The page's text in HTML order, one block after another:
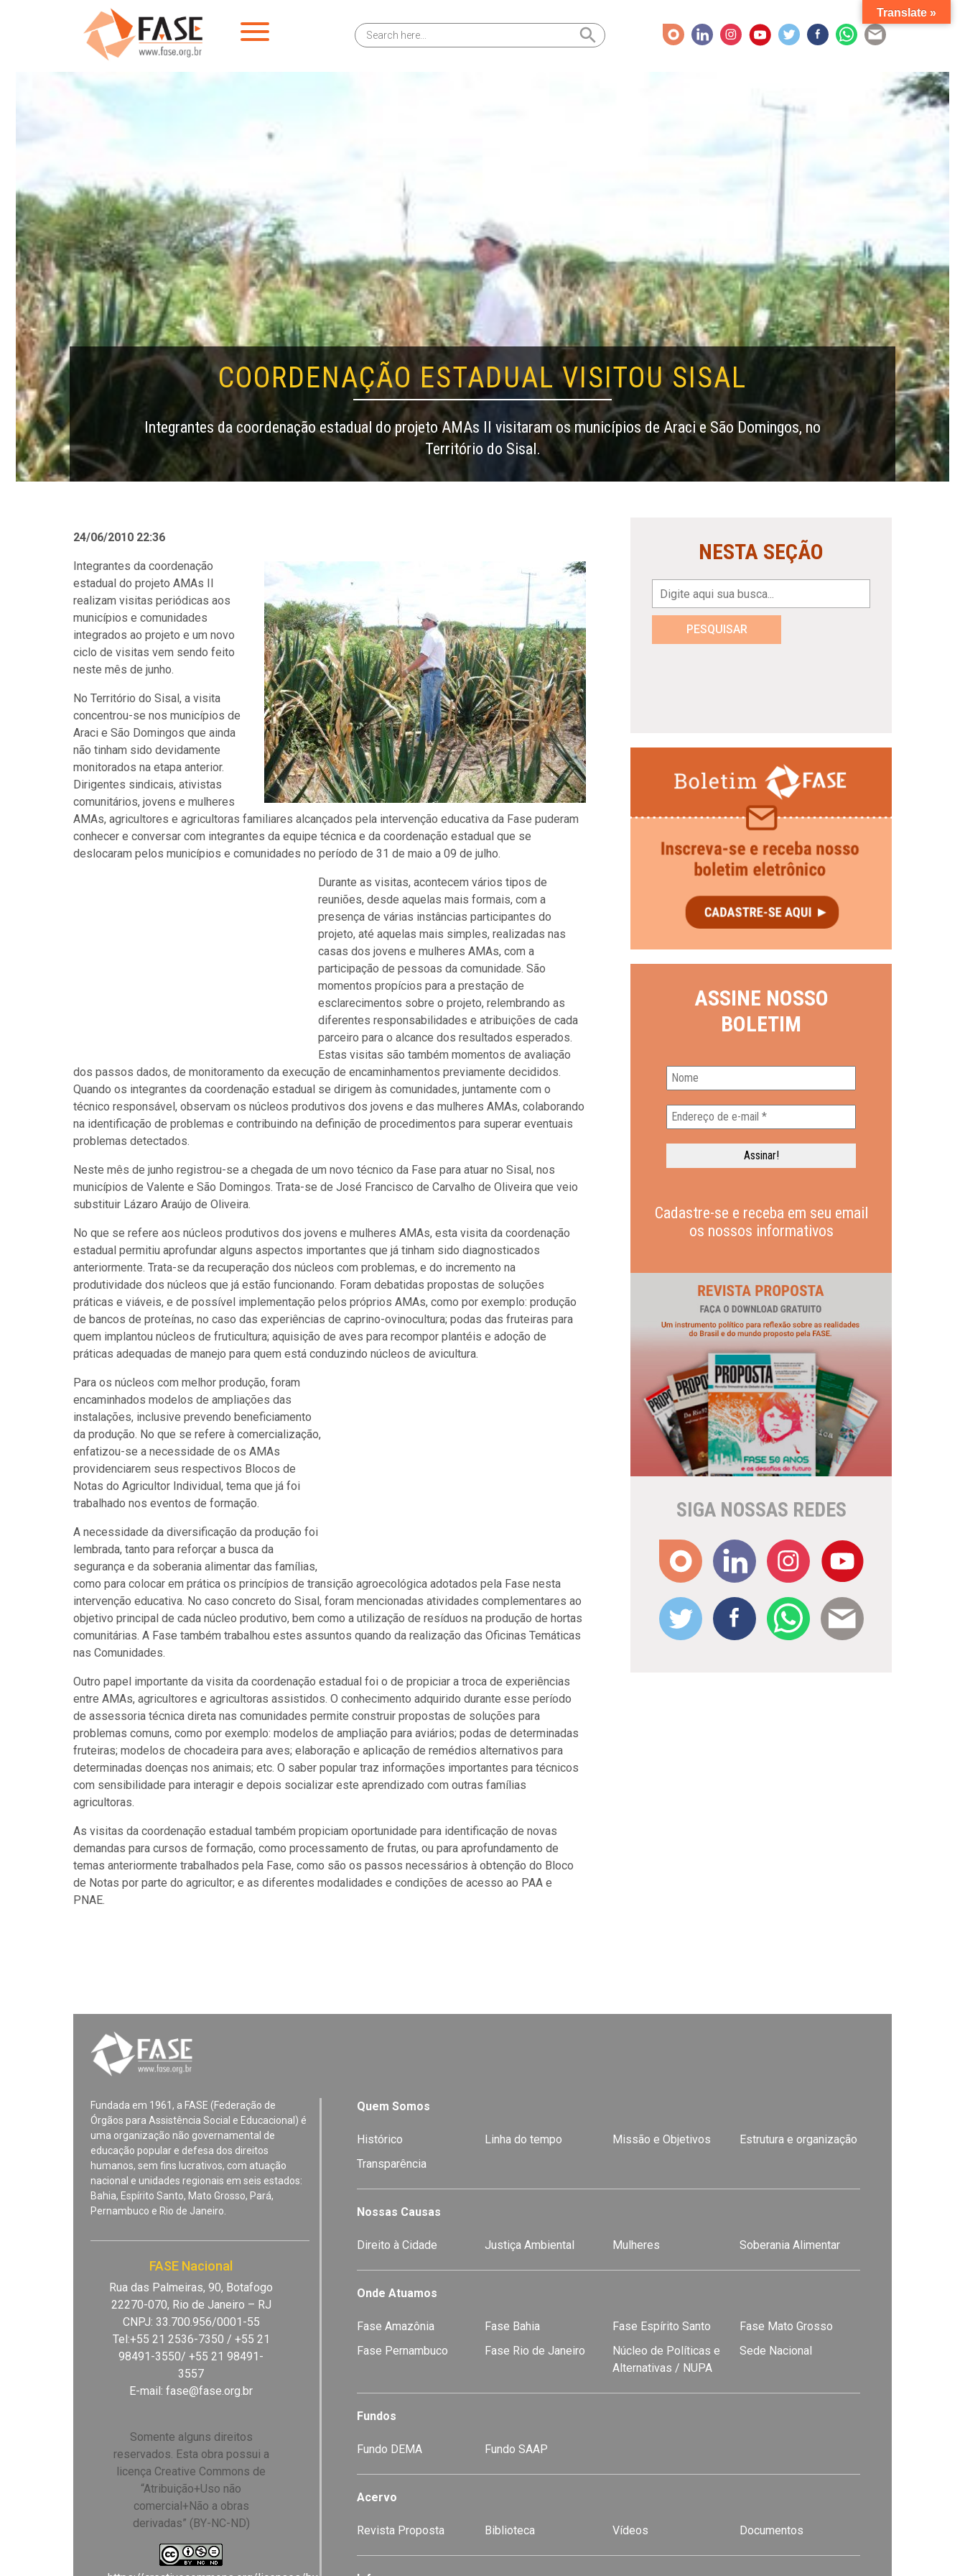
Search
for:
Search Button
COORDENAÇÃO ESTADUAL VISITOU SISAL
Integrantes da coordenação estadual do projeto AMAs II visitaram os municípios de Araci e São Domingos, no
Território do Sisal.
24/06/2010 22:36
Integrantes da coordenação
estadual do projeto AMAs II
realizam visitas periódicas aos
municípios e comunidades
integrados ao projeto e um novo
ciclo de visitas vem sendo feito
neste mês de junho.
No Território do Sisal, a visita
concentrou-se nos municípios de
Araci e São Domingos que ainda
não tinham sido devidamente
monitorados na etapa anterior.
Dirigentes sindicais, ativistas
comunitários, jovens e mulheres
AMAs, agricultores e agricultoras familiares alcançados pela intervenção educativa da Fase puderam
conhecer e conversar com integrantes da equipe técnica e da coordenação estadual que se
deslocaram pelos municípios e comunidades no período de 31 de maio a 09 de julho.
Durante as visitas, acontecem vários tipos de
reuniões, desde aquelas mais formais, com a
presença de várias instâncias participantes do
projeto, até aquelas mais simples, realizadas nas
casas dos jovens e mulheres AMAs, com a
participação de pessoas da comunidade. São
momentos propícios para a prestação de
esclarecimentos sobre o projeto, relembrando as
diferentes responsabilidades e atribuições de cada
parceiro para o alcance dos resultados esperados.
Estas visitas são também momentos de avaliação
dos passos dados, de monitoramento da execução de encaminhamentos previamente decididos.
Quando os integrantes da coordenação estadual se dirigem às comunidades, juntamente com o
técnico responsável, observam os núcleos produtivos dos jovens e das mulheres AMAs, colaborando
na identificação de problemas e contribuindo na definição de procedimentos para superar eventuais
problemas detectados.
Neste mês de junho registrou-se a chegada de um novo técnico da Fase para atuar no Sisal, nos
municípios de Valente e São Domingos. Trata-se de José Francisco de Carvalho de Oliveira que veio
substituir Lázaro Araújo de Oliveira.
No que se refere aos núcleos produtivos dos jovens e mulheres AMAs, esta visita da coordenação
estadual permitiu aprofundar alguns aspectos importantes que já tinham sido diagnosticados
anteriormente. Trata-se da recuperação dos núcleos com problemas, e do incremento na
produtividade dos núcleos que já estão funcionando. Foram debatidas propostas de soluções
práticas e viáveis, e de possível implementação pelos próprios AMAs, como por exemplo: produção
de bancos de proteínas, no caso das experiências de caprino-ovinocultura; podas das fruteiras para
quem implantou núcleos de fruticultura; aquisição de aves para recompor plantéis e adoção de
práticas adequadas de manejo para quem está conduzindo núcleos de avicultura.
Para os núcleos com melhor produção, foram
encaminhados modelos de ampliações das
instalações, inclusive prevendo beneficiamento
da produção. No que se refere à comercialização,
enfatizou-se a necessidade de os AMAs
providenciarem seus respectivos Blocos de
Notas do Agricultor Individual, tema que já foi
trabalhado nos eventos de formação.
A necessidade da diversificação da produção foi
lembrada, tanto para reforçar a busca da
segurança e da soberania alimentar das famílias,
como para colocar em prática os princípios de transição agroecológica adotados pela Fase nesta
intervenção educativa. No caso concreto do Sisal, foram mencionadas atividades complementares ao
objetivo principal de cada núcleo produtivo, bem como a utilização de resíduos na produção de hortas
comunitárias. A Fase também trabalhou estes assuntos quando da realização das Oficinas Temáticas
nas Comunidades.
Outro papel importante da visita da coordenação estadual foi o de propiciar a troca de experiências
entre AMAs, agricultores e agricultoras assistidos. O conhecimento adquirido durante esse período
de assessoria técnica direta nas comunidades permite construir propostas de soluções para
problemas comuns, como por exemplo: modelos de ampliação para aviários; podas de determinadas
fruteiras; modelos de chocadeira para aves; elaboração e aplicação de remédios alternativos para
determinadas doenças nos animais; etc. O saber popular traz informações importantes para técnicos
com sensibilidade para interagir e depois socializar este aprendizado com outras famílias
agricultoras.
As visitas da coordenação estadual também propiciam oportunidade para identificação de novas
demandas para cursos de formação, como processamento de frutas, ou para aprofundamento de
temas anteriormente trabalhados pela Fase, como são os passos necessários à obtenção do Bloco
de Notas por parte do agricultor; e as diferentes modalidades e condições de acesso ao PAA e
PNAE.
NESTA SEÇÃO
PESQUISAR
ASSINE NOSSO
BOLETIM
Cadastre-se e receba em seu email
os nossos informativos
SIGA NOSSAS REDES
Fundada em 1961, a FASE (Federação de
Órgãos para Assistência Social e Educacional) é
uma organização não governamental de
educação popular e defesa dos direitos
humanos, sem fins lucrativos, com atuação
nacional e unidades regionais em seis estados:
Bahia, Espírito Santo, Mato Grosso, Pará,
Pernambuco e Rio de Janeiro.
FASE Nacional
Rua das Palmeiras, 90, Botafogo
22270-070, Rio de Janeiro – RJ
CNPJ: 33.700.956/0001-55
Tel:+55 21 2536-7350 / +55 21
98491-3550/ +55 21 98491-
3557
E-mail:fase@fase.org.br
Somente alguns direitos
reservados. Esta obra possui a
licença Creative Commons de
“Atribuição+Uso não
comercial+Não a obras
derivadas” (BY-NC-ND)
Quem Somos
Histórico Linha do tempo Missão e Objetivos
Estrutura e organização
Transparência
Nossas Causas
Direito à Cidade Justiça Ambiental Mulheres Soberania Alimentar
Onde Atuamos
Fase Amazônia Fase Bahia Fase Espírito Santo
Fase Mato Grosso
Fase Pernambuco
Fase Rio de Janeiro
Núcleo de Políticas e
Alternativas / NUPA
Sede Nacional
Fundos
Fundo DEMA Fundo SAAP
Acervo
Revista Proposta Biblioteca Vídeos Documentos
Translate »